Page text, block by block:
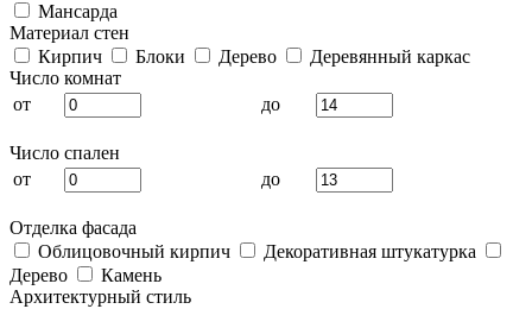
Мансарда
Материал стен
Кирпич
Блоки Дерево
Деревянный каркас
Число комнат
от
до
Число спален
от
до
Отделка фасада
Облицовочный кирпич
Декоративная штукатурка
Дерево
Камень
Архитектурный стиль